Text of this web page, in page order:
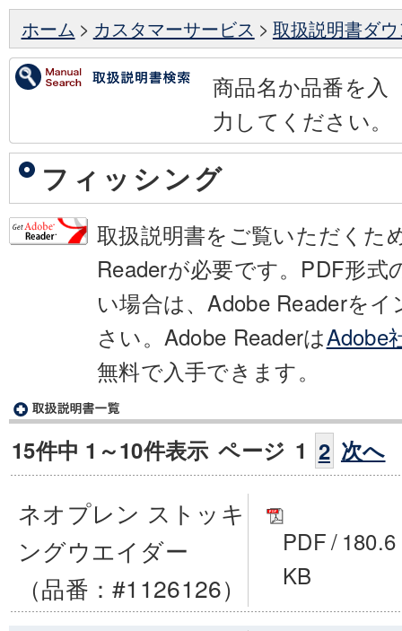
ホーム > カスタマーサービス > 取扱説明書ダ
商品名か品番を入
力してください。
フィッシング
取扱説明書をご覧いただくた
Readerが必要です。PDF形
い場合は、Adobe Readerを
さい。Adobe ReaderはAdobe
無料で入手できます。
15件中 1～10件表示 ページ 1 2 次へ
ネオプレン ストッキ
ングウエイダー
（品番：#1126126）
PDF/ 180.6
KB